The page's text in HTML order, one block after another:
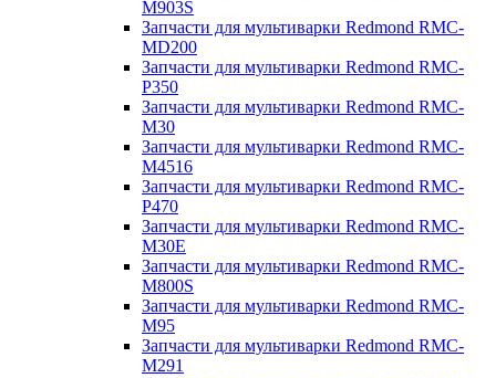
M903S
Запчасти для мультиварки Redmond RMC-
MD200
Запчасти для мультиварки Redmond RMC-
P350
Запчасти для мультиварки Redmond RMC-
M30
Запчасти для мультиварки Redmond RMC-
M4516
Запчасти для мультиварки Redmond RMC-
P470
Запчасти для мультиварки Redmond RMC-
M30E
Запчасти для мультиварки Redmond RMC-
M800S
Запчасти для мультиварки Redmond RMC-
M95
Запчасти для мультиварки Redmond RMC-
M291